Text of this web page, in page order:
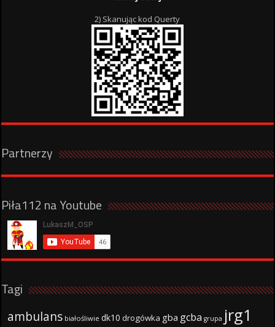
2) Skanując kod Querty
Partnerzy
Piła112 na Youtube
Tagi
ambulans białośliwie dk10 drogówka gba gcba grupa jrg1